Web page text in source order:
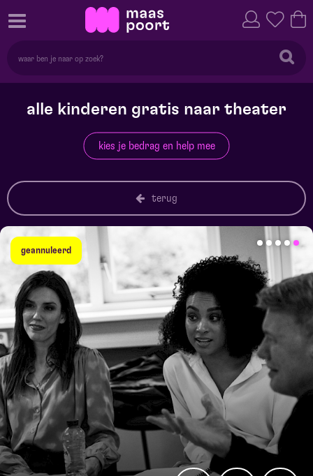
alle kinderen gratis naar theater
kies je bedrag en help mee
terug
geannuleerd